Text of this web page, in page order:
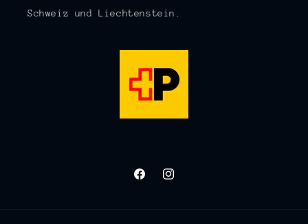
Schweiz und Liechtenstein.
FacebookInstagram